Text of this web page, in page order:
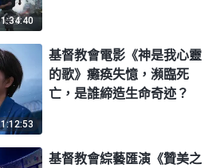
1:34:40
1:12:53
基督教會電影《神是我心靈
的歌》癱痪失憶，瀕臨死
亡，是誰締造生命奇迹？
基督教會綜藝匯演《贊美之